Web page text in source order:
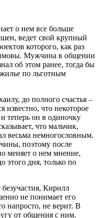
о нем все больше
ведет свой крупный
которого, как раз
Мужчина в общении
об этом ранее, тогда бы
по льготным
до полного счастья –
известно, что некоторое
теперь он в одиночку
что мальчик,
весьма немногословным.
поэтому после
меняет о нем мнение,
этого дня, только по
Кирилл
не понимает его
напросто, не верит. В
от общения с ним.